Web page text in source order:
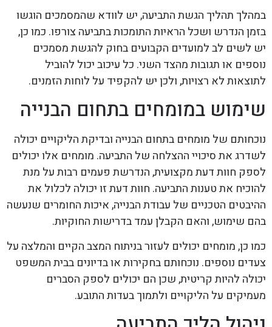
במהלך תהליך הגשת התביעה, יש לוודא שהמסמכים הוגשו
בזמן הנדרש ושכל הראיות התומכות בתביעה צורפו. כמו כן,
יש לשים לב למועדים הקבועים בחוק להגשת מסמכים
נוספים או תגובות מהצד השני. כל עיכוב יכול להוביל
לתוצאות לא רצויות, ולכן יש להקפיד על לוחות הזמנים.
שימוש במומחים בתחום הבנייה
נוכחותם של מומחים בתחום הבנייה ובדיקת הליקויים יכולה
לשדרג את סיכויי ההצלחה של התביעה. מומחים אלו יכולים
לספק חוות דעת מקצועית, הנדרשת פעמים רבות על מנת
להוכיח את טענות התביעה. חוות דעת זו יכולה לכלול את
ההיבטים הטכניים של עבודת הבנייה, איכות החומרים שנעשה
בהם שימוש, והאם הקבלן עמד בדרישות החוקיות.
כמו כן, מומחים יכולים לעזור בניתוח המצב הקיים והמלצה על
צעדים נוספים. נוכחותם בחקירות או בדיונים בבית המשפט
יכולה להיות קריטית, שכן הם יכולים לספק הסברים
מעמיקים על הליקויים ולתמוך בעדות התובע.